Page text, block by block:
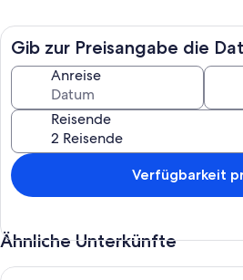
Mikrowelle und Geschirrspüler.
Die unten aufgeführten
Ort oder in der Nähe angeboten. Es
anfallen.
Gib zur Preisangabe die
Anreise
Reisende
Verfügbarkeit
Ähnliche Unterkünfte
"Annesophie" - 300m to the fjord by